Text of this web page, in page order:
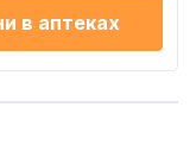
в аптеках